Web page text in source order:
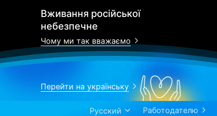
Вживання російської
небезпечне
Чому ми так вважаємо
Перейти на українську
Работодателю
Русский